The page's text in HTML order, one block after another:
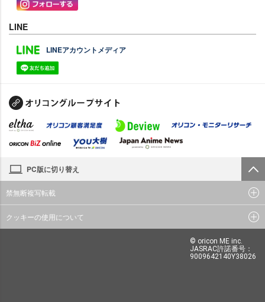
LINE
LINEアカウントメディア
PC版に切り替え
禁無断複写転載
クッキーの使用について
© oricon ME inc.
JASRAC許諾番号：
9009642140Y38026